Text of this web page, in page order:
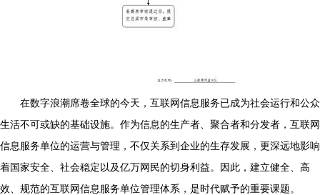
在数字浪潮席卷全球的今天，互联网信息服务已成为社会运行和公众
生活不可或缺的基础设施。作为信息的生产者、聚合者和分发者，互联网
信息服务单位的运营与管理，不仅关系到企业的生存发展，更深远地影响
着国家安全、社会稳定以及亿万网民的切身利益。因此，建立健全、高
效、规范的互联网信息服务单位管理体系，是时代赋予的重要课题。